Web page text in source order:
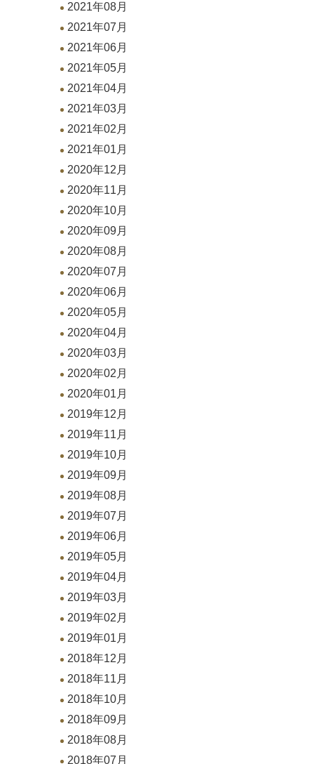
2021年08月
2021年07月
2021年06月
2021年05月
2021年04月
2021年03月
2021年02月
2021年01月
2020年12月
2020年11月
2020年10月
2020年09月
2020年08月
2020年07月
2020年06月
2020年05月
2020年04月
2020年03月
2020年02月
2020年01月
2019年12月
2019年11月
2019年10月
2019年09月
2019年08月
2019年07月
2019年06月
2019年05月
2019年04月
2019年03月
2019年02月
2019年01月
2018年12月
2018年11月
2018年10月
2018年09月
2018年08月
2018年07月